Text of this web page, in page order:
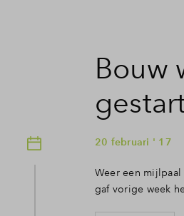
Bouw
20 februari ' 17
Weer een
gaf vorige week